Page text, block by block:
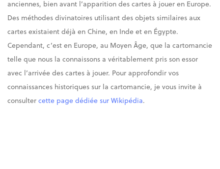
anciennes, bien avant l’apparition des cartes à jouer en Europe.
Des méthodes divinatoires utilisant des objets similaires aux
cartes existaient déjà en Chine, en Inde et en Égypte.
Cependant, c’est en Europe, au Moyen Âge, que la cartomancie
telle que nous la connaissons a véritablement pris son essor
avec l’arrivée des cartes à jouer. Pour approfondir vos
connaissances historiques sur la cartomancie, je vous invite à
consultercette page dédiée sur Wikipédia.